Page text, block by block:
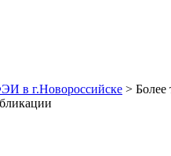
в г.Новороссийске > Более